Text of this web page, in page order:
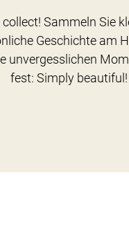
collect! Sammeln Sie
Geschichte am
unvergesslichen
fest: Simply beautiful!